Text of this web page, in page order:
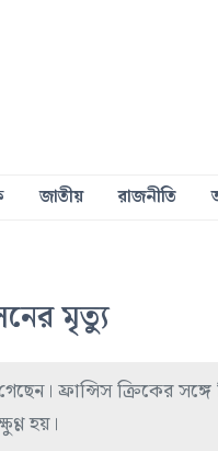
জাতীয় রাজনীতি
মৃত্যু
ফ্রান্সিস ক্রিকের সঙ্গে
হয়।